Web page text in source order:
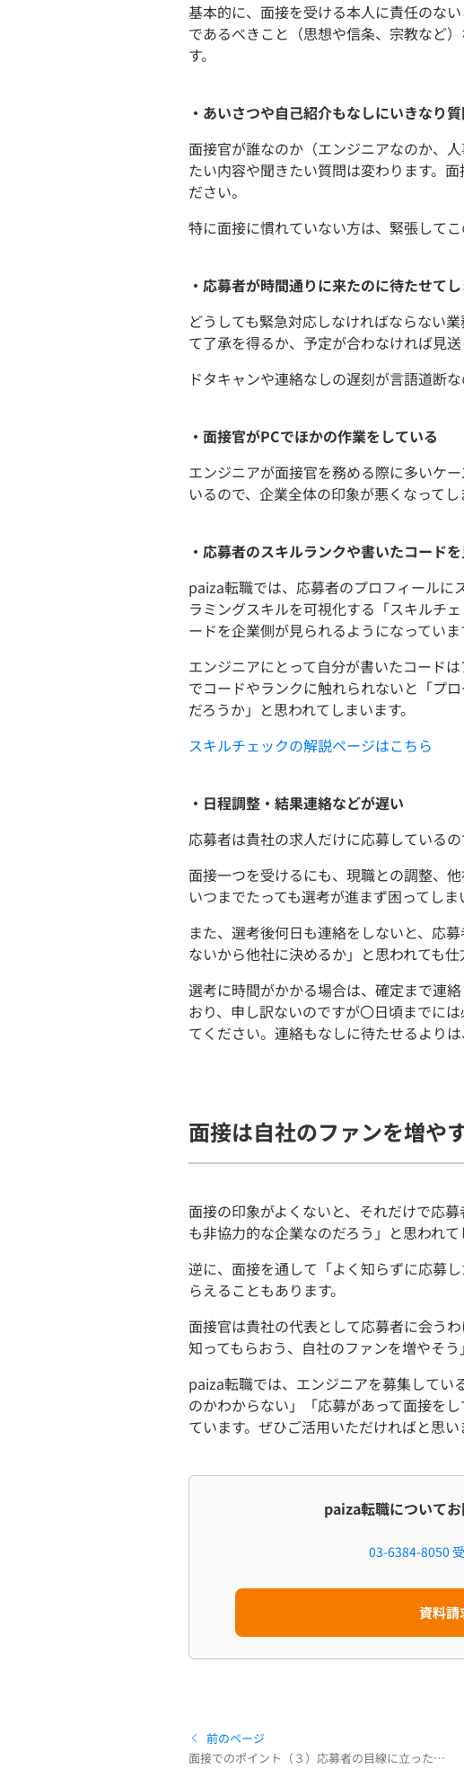
基本的に、面接を受ける本人に責任のな
であるべきこと（思想や信条、宗教など
す。
・あいさつや自己紹介もなしにいきなり
面接官が誰なのか（エンジニアなのか、
たい内容や聞きたい質問は変わります。
ださい。
特に面接に慣れていない方は、緊張して
・応募者が時間通りに来たのに待たせて
どうしても緊急対応しなければならない
て了承を得るか、予定が合わなければ見
ドタキャンや連絡なしの遅刻が言語道断
・面接官がPCでほかの作業をしている
エンジニアが面接官を務める際に多いケ
いるので、企業全体の印象が悪くなってし
・応募者のスキルランクや書いたコード
paiza転職では、応募者のプロフィールに
ラミングスキルを可視化する「スキルチ
ードを企業側が見られるようになっていま
エンジニアにとって自分が書いたコード
でコードやランクに触れられないと「プ
だろうか」と思われてしまいます。
スキルチェックの解説ページはこちら
・日程調整・結果連絡などが遅い
応募者は貴社の求人だけに応募しているの
面接一つを受けるにも、現職との調整、
いつまでたっても選考が進まず困ってしま
また、選考後何日も連絡をしないと、応
ないから他社に決めるか」と思われても仕
選考に時間がかかる場合は、確定まで連
おり、申し訳ないのですが〇日頃までに
てください。連絡もなしに待たせるよりは
面接は自社のファンを増や
面接の印象がよくないと、それだけで応
も非協力的な企業なのだろう」と思われて
逆に、面接を通して「よく知らずに応募
らえることもあります。
面接官は貴社の代表として応募者に会う
知ってもらおう、自社のファンを増やそう
paiza転職では、エンジニアを募集してい
のかわからない」「応募があって面接を
ています。ぜひご活用いただければと思い
paiza転職について
03-6384-8050
資料請
前のページ
面接でのポイント（３）応募者の目線に立った面接のやり方